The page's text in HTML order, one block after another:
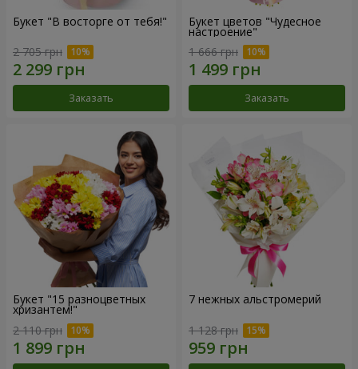
Букет "В восторге от тебя!"
2 705 грн
Заказать
Букет цветов "Чудесное
настроение"
1 666 грн
Заказать
Букет "15 разноцветных
хризантем!"
2 110 грн
7 нежных альстромерий
1 128 грн